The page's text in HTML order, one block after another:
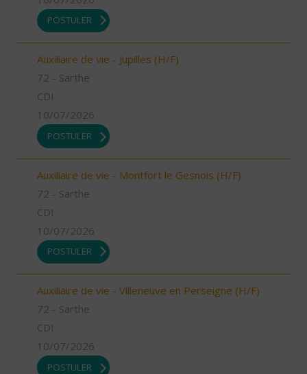
POSTULER
Auxiliaire de vie - Jupilles (H/F)
72 - Sarthe
CDI
10/07/2026
POSTULER
Auxiliaire de vie - Montfort le Gesnois (H/F)
72 - Sarthe
CDI
10/07/2026
POSTULER
Auxiliaire de vie - Villeneuve en Perseigne (H/F)
72 - Sarthe
CDI
10/07/2026
POSTULER